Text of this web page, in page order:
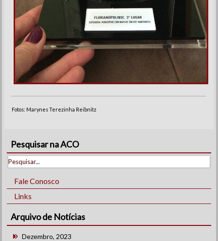
Fotos: Marynes Terezinha Reibnitz
Pesquisar na ACO
Fale Conosco
Links
Arquivo de Notícias
Dezembro, 2023